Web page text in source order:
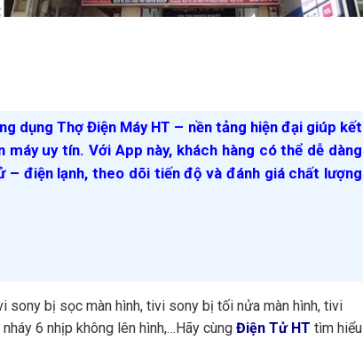
dụng Thợ Điện Máy HT – nền tảng hiện đại giúp kết
uy tín. Với App này, khách hàng có thể dễ dàng
điện lạnh, theo dõi tiến độ và đánh giá chất lượng
bị sọc màn hình, tivi sony bị tối nửa màn hình, tivi
6 nhịp không lên hình,…Hãy cùng Điện Tử HT tìm hiểu